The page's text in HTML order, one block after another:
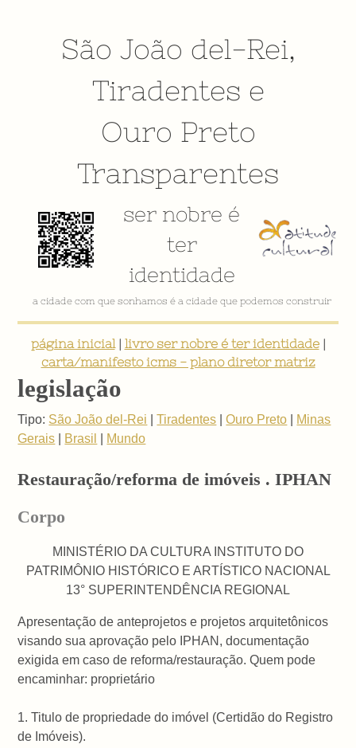
São João del-Rei,
Tiradentes e
Ouro Preto
Transparentes
ser nobre é
ter
identidade
a cidade com que sonhamos é a cidade que podemos construir
página inicial| livro ser nobre é ter identidade|
carta/manifesto icms - plano diretor matriz
legislação
Tipo: São João del-Rei |Tiradentes |Ouro Preto
Minas
Gerais
Brasil Mundo
Restauração/reforma de imóveis . IPHAN
Corpo
MINISTÉRIO DA CULTURA INSTITUTO DO
PATRIMÔNIO HISTÓRICO E ARTÍSTICO NACIONAL
13° SUPERINTENDÊNCIA REGIONAL
Apresentação de anteprojetos e projetos arquitetônicos
visando sua aprovação pelo IPHAN, documentação
exigida em caso de reforma/restauração. Quem pode
encaminhar: proprietário
1. Titulo de propriedade do imóvel (Certidão do Registro
de Imóveis).